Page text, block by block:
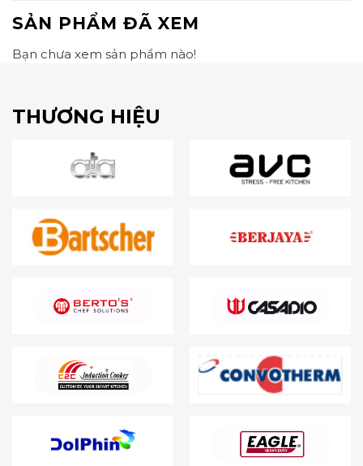
SẢN PHẨM ĐÃ XEM
Bạn chưa xem sản phẩm nào!
THƯƠNG HIỆU